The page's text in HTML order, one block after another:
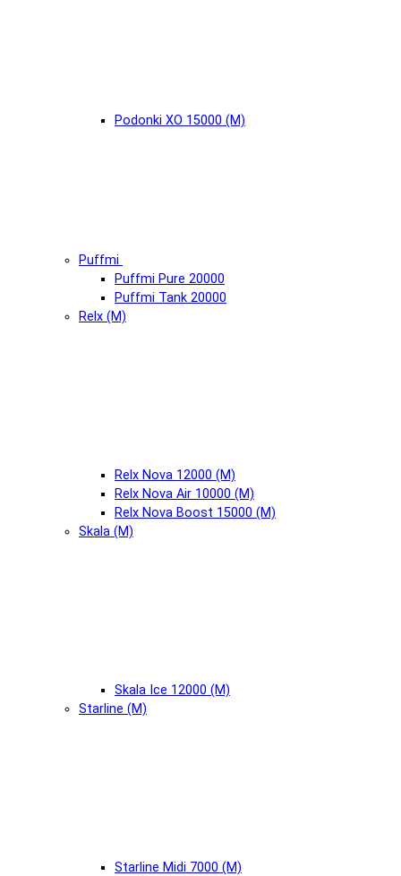
Podonki XO 15000 (М)
Puffmi
Puffmi Pure 20000
Puffmi Tank 20000
Relx (М)
Relx Nova 12000 (М)
Relx Nova Air 10000 (М)
Relx Nova Boost 15000 (М)
Skala (М)
Skala Ice 12000 (М)
Starline (М)
Starline Midi 7000 (М)